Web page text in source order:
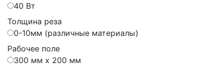
40 Вт
Толщина реза
0-10мм (различные материалы)
Рабочее поле
300 мм х 200 мм